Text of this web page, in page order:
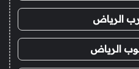
الرياض
الرياض